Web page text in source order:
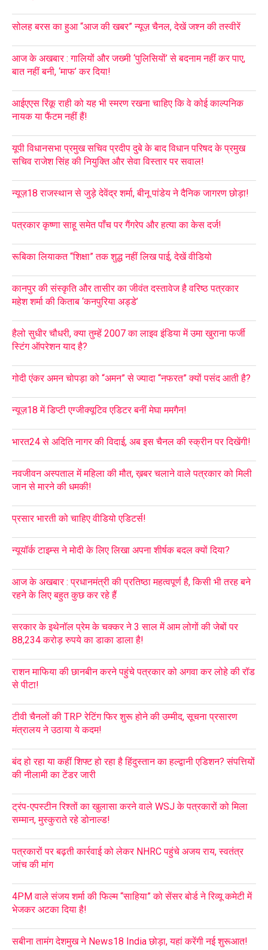
सोलह बरस का हुआ “आज की खबर” न्यूज़ चैनल, देखें जश्न की तस्वीरें
आज के अखबार : गालियों और जख्मी ‘पुलिसियों’ से बदनाम नहीं कर पाए,
बात नहीं बनी, ‘माफ’ कर दिया!
आईएएस रिंकू राही को यह भी स्मरण रखना चाहिए कि वे कोई काल्पनिक
नायक या फैंटम नहीं हैं!
यूपी विधानसभा प्रमुख सचिव प्रदीप दुबे के बाद विधान परिषद के प्रमुख
सचिव राजेश सिंह की नियुक्ति और सेवा विस्तार पर सवाल!
न्यूज़18 राजस्थान से जुड़े देवेंद्र शर्मा, बीनू पांडेय ने दैनिक जागरण छोड़ा!
पत्रकार कृष्णा साहू समेत पाँच पर गैंगरेप और हत्या का केस दर्ज!
रूबिका लियाकत “शिक्षा” तक शुद्ध नहीं लिख पाई, देखें वीडियो
कानपुर की संस्कृति और तासीर का जीवंत दस्तावेज है वरिष्ठ पत्रकार
महेश शर्मा की किताब ‘कनपुरिया अड्डे’
हैलो सुधीर चौधरी, क्या तुम्हें 2007 का लाइव इंडिया में उमा खुराना फर्जी
स्टिंग ऑपरेशन याद है?
गोदी एंकर अमन चोपड़ा को “अमन” से ज्यादा “नफरत” क्यों पसंद आती है?
न्यूज़18 में डिप्टी एग्जीक्यूटिव एडिटर बनीं मेघा ममगैन!
भारत24 से अदिति नागर की विदाई, अब इस चैनल की स्क्रीन पर दिखेंगी!
नवजीवन अस्पताल में महिला की मौत, ख़बर चलाने वाले पत्रकार को मिली
जान से मारने की धमकी!
प्रसार भारती को चाहिए वीडियो एडिटर्स!
न्यूयॉर्क टाइम्स ने मोदी के लिए लिखा अपना शीर्षक बदल क्यों दिया?
आज के अखबार : प्रधानमंत्री की प्रतिष्ठा महत्वपूर्ण है, किसी भी तरह बने
रहने के लिए बहुत कुछ कर रहे हैं
सरकार के इथेनॉल प्रेम के चक्कर ने 3 साल में आम लोगों की जेबों पर
88,234 करोड़ रुपये का डाका डाला है!
राशन माफिया की छानबीन करने पहुंचे पत्रकार को अगवा कर लोहे की रॉड
से पीटा!
टीवी चैनलों की TRP रेटिंग फिर शुरू होने की उम्मीद, सूचना प्रसारण
मंत्रालय ने उठाया ये कदम!
बंद हो रहा या कहीं शिफ्ट हो रहा है हिंदुस्तान का हल्द्वानी एडिशन? संपत्तियों
की नीलामी का टेंडर जारी
ट्रंप-एपस्टीन रिश्तों का खुलासा करने वाले WSJ के पत्रकारों को मिला
सम्मान, मुस्कुराते रहे डोनाल्ड!
पत्रकारों पर बढ़ती कार्रवाई को लेकर NHRC पहुंचे अजय राय, स्वतंत्र
जांच की मांग
4PM वाले संजय शर्मा की फिल्म “साहिया” को सेंसर बोर्ड ने रिव्यू कमेटी में
भेजकर अटका दिया है!
सबीना तामंग देशमुख ने News18 India छोड़ा, यहां करेंगी नई शुरूआत!